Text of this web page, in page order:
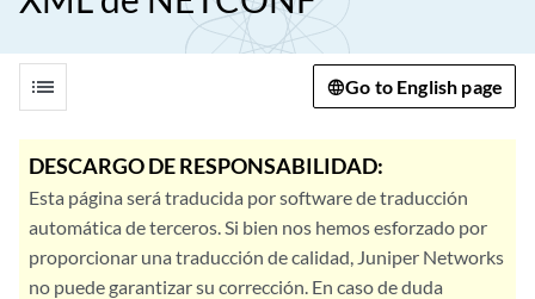
list Go to English page
DESCARGO DE RESPONSABILIDAD:
Esta página será traducida por software de traducción
automática de terceros. Si bien nos hemos esforzado por
proporcionar una traducción de calidad, Juniper Networks
no puede garantizar su corrección. En caso de duda